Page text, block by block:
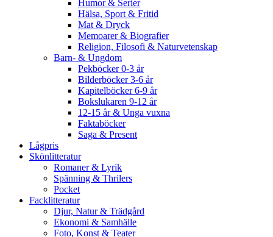
Humor & Serier
Hälsa, Sport & Fritid
Mat & Dryck
Memoarer & Biografier
Religion, Filosofi & Naturvetenskap
Barn- & Ungdom
Pekböcker 0-3 år
Bilderböcker 3-6 år
Kapitelböcker 6-9 år
Bokslukaren 9-12 år
12-15 år & Unga vuxna
Faktaböcker
Saga & Present
Lågpris
Skönlitteratur
Romaner & Lyrik
Spänning & Thrilers
Pocket
Facklitteratur
Djur, Natur & Trädgård
Ekonomi & Samhälle
Foto, Konst & Teater